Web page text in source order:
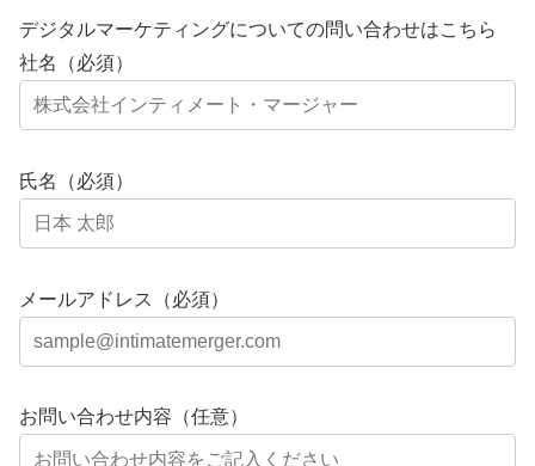
デジタルマーケティングについての問い合わせはこちら
社名（必須）
氏名（必須）
メールアドレス（必須）
お問い合わせ内容（任意）